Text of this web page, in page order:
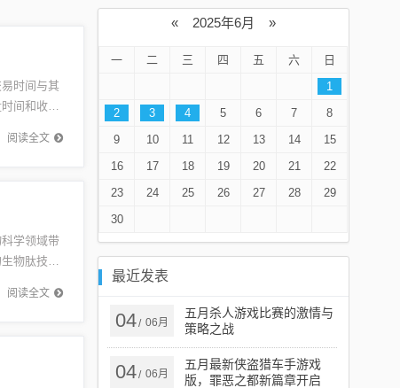
时间与其
间和收盘
易时间
阅读全文
学领域带
物肽技
康保健等
阅读全文
« 2025年6月 »
一 二 三 四 五 六
日
1
2
3 4 5 6 7
8
9
10 11 12 13 14
15
16
17 18 19 20 21
22
23
24 25 26 27 28
29
30
最近发表
04/ 06月
五月杀人游戏比赛的激情与
策略之战
04/ 06月
五月最新侠盗猎车手游戏
版，罪恶之都新篇章开启